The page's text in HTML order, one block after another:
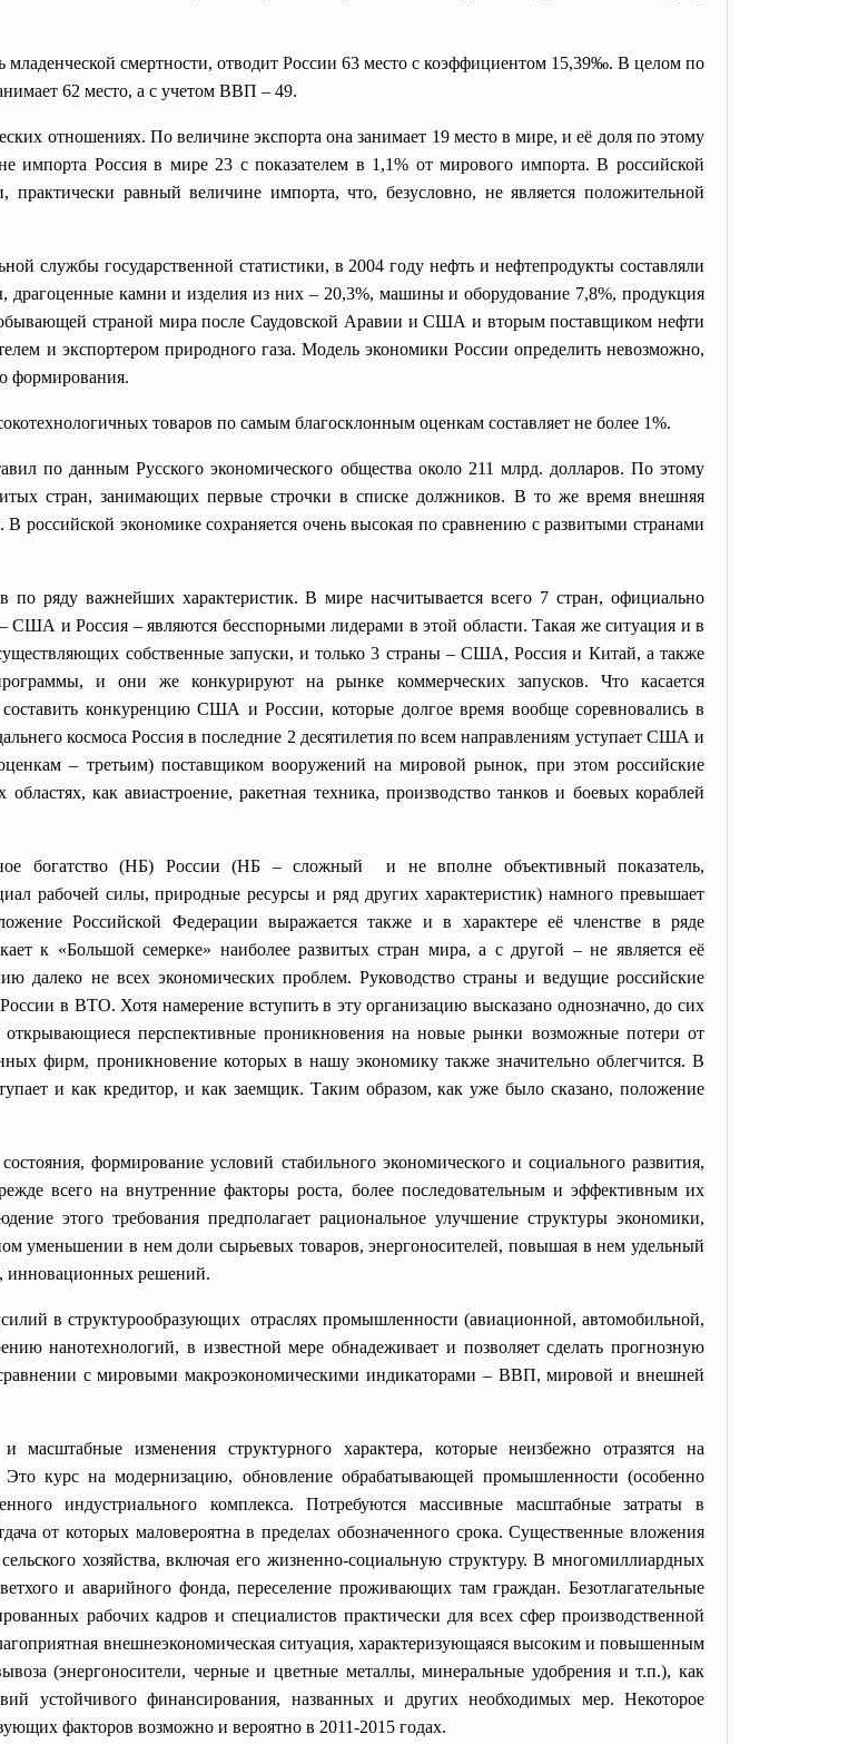
смертности, отводит России 63 место с коэффициентом 15,39‰. В целом по
62 место, а с учетом ВВП – 49.
отношениях. По величине экспорта она занимает 19 место в мире, и её доля по этому
импорта Россия в мире 23 с показателем в 1,1% от мирового импорта. В российской
равный величине импорта, что, безусловно, не является положительной
службы государственной статистики, в 2004 году нефть и нефтепродукты составляли
драгоценные камни и изделия из них – 20,3%, машины и оборудование 7,8%, продукция
страной мира после Саудовской Аравии и США и вторым поставщиком нефти
и экспортером природного газа. Модель экономики России определить невозможно,
формирования.
товаров по самым благосклонным оценкам составляет не более 1%.
по данным Русского экономического общества около 211 млрд. долларов. По этому
стран, занимающих первые строчки в списке должников. В то же время внешняя
В российской экономике сохраняется очень высокая по сравнению с развитыми странами
ряду важнейших характеристик. В мире насчитывается всего 7 стран, официально
и Россия – являются бесспорными лидерами в этой области. Такая же ситуация и в
собственные запуски, и только 3 страны – США, Россия и Китай, а также
и они же конкурируют на рынке коммерческих запусков. Что касается
конкуренцию США и России, которые долгое время вообще соревновались в
космоса Россия в последние 2 десятилетия по всем направлениям уступает США и
– третьим) поставщиком вооружений на мировой рынок, при этом российские
как авиастроение, ракетная техника, производство танков и боевых кораблей
богатство (НБ) России (НБ – сложный и не вполне объективный показатель,
рабочей силы, природные ресурсы и ряд других характеристик) намного превышает
Российской Федерации выражается также и в характере её членстве в ряде
к «Большой семерке» наиболее развитых стран мира, а с другой – не является её
далеко не всех экономических проблем. Руководство страны и ведущие российские
в ВТО. Хотя намерение вступить в эту организацию высказано однозначно, до сих
перспективные проникновения на новые рынки возможные потери от
фирм, проникновение которых в нашу экономику также значительно облегчится. В
и как кредитор, и как заемщик. Таким образом, как уже было сказано, положение
формирование условий стабильного экономического и социального развития,
всего на внутренние факторы роста, более последовательным и эффективным их
этого требования предполагает рациональное улучшение структуры экономики,
уменьшении в нем доли сырьевых товаров, энергоносителей, повышая в нем удельный
инновационных решений.
в структурообразующих отраслях промышленности (авиационной, автомобильной,
нанотехнологий, в известной мере обнадеживает и позволяет сделать прогнозную
сравнении с мировыми макроэкономическими индикаторами – ВВП, мировой и внешней
изменения структурного характера, которые неизбежно отразятся на
Это курс на модернизацию, обновление обрабатывающей промышленности (особенно
индустриального комплекса. Потребуются массивные масштабные затраты в
от которых маловероятна в пределах обозначенного срока. Существенные вложения
хозяйства, включая его жизненно-социальную структуру. В многомиллиардных
и аварийного фонда, переселение проживающих там граждан. Безотлагательные
рабочих кадров и специалистов практически для всех сфер производственной
внешнеэкономическая ситуация, характеризующаяся высоким и повышенным
(энергоносители, черные и цветные металлы, минеральные удобрения и т.п.), как
устойчивого финансирования, названных и других необходимых мер. Некоторое
факторов возможно и вероятно в 2011-2015 годах.